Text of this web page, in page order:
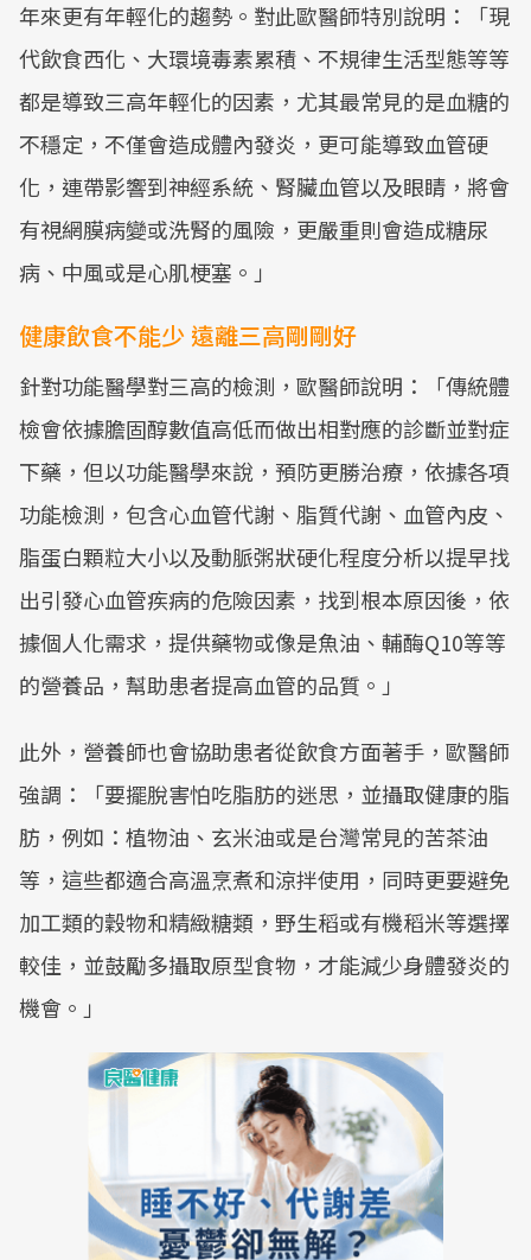
年來更有年輕化的趨勢。對此歐醫師特別說明：「現
代飲食西化、大環境毒素累積、不規律生活型態等等
都是導致三高年輕化的因素，尤其最常見的是血糖的
不穩定，不僅會造成體內發炎，更可能導致血管硬
化，連帶影響到神經系統、腎臟血管以及眼睛，將會
有視網膜病變或洗腎的風險，更嚴重則會造成糖尿
病、中風或是心肌梗塞。」
健康飲食不能少 遠離三高剛剛好
針對功能醫學對三高的檢測，歐醫師說明：「傳統體
檢會依據膽固醇數值高低而做出相對應的診斷並對症
下藥，但以功能醫學來說，預防更勝治療，依據各項
功能檢測，包含心血管代謝、脂質代謝、血管內皮、
脂蛋白顆粒大小以及動脈粥狀硬化程度分析以提早找
出引發心血管疾病的危險因素，找到根本原因後，依
據個人化需求，提供藥物或像是魚油、輔酶Q10等等
的營養品，幫助患者提高血管的品質。」
此外，營養師也會協助患者從飲食方面著手，歐醫師
強調：「要擺脫害怕吃脂肪的迷思，並攝取健康的脂
肪，例如：植物油、玄米油或是台灣常見的苦茶油
等，這些都適合高溫烹煮和涼拌使用，同時更要避免
加工類的穀物和精緻糖類，野生稻或有機稻米等選擇
較佳，並鼓勵多攝取原型食物，才能減少身體發炎的
機會。」